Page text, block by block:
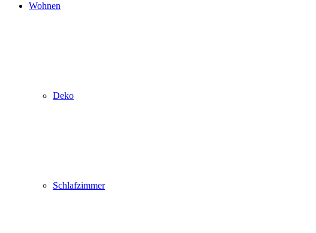
Wohnen
Deko
Schlafzimmer